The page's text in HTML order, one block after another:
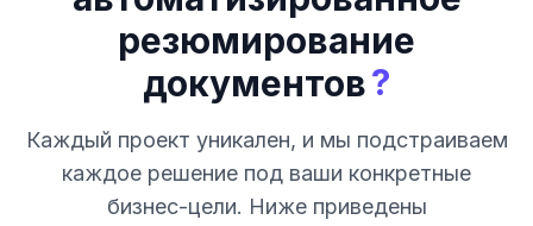
резюмирование
документов?
Каждый проект уникален, и мы подстраиваем
каждое решение под ваши конкретные
бизнес-цели. Ниже приведены